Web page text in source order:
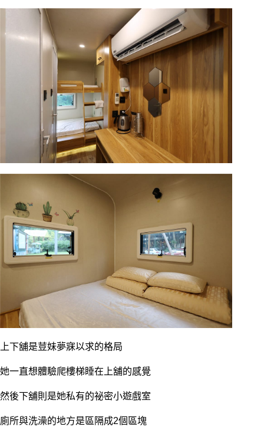
上下舖是荳妹夢寐以求的格局
她一直想體驗爬樓梯睡在上舖的感覺
然後下舖則是她私有的祕密小遊戲室
廁所與洗澡的地方是區隔成2個區塊